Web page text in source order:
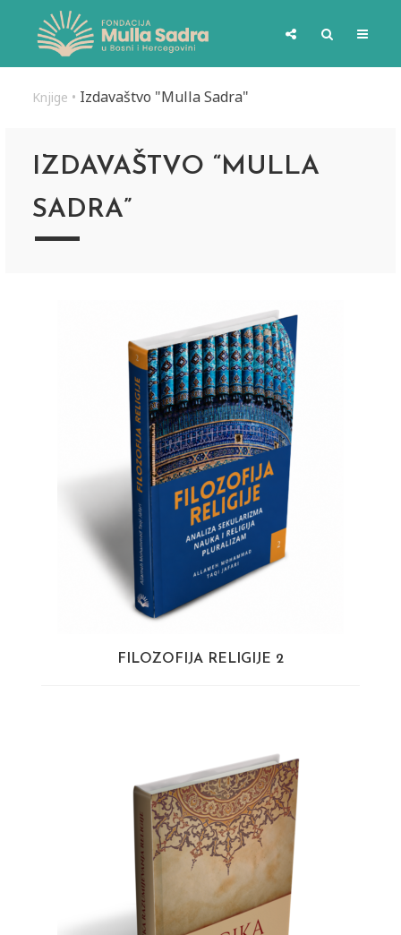
Knjige • Izdavaštvo "Mulla Sadra"
IZDAVAŠTVO “MULLA
SADRA”
FILOZOFIJA RELIGIJE 2